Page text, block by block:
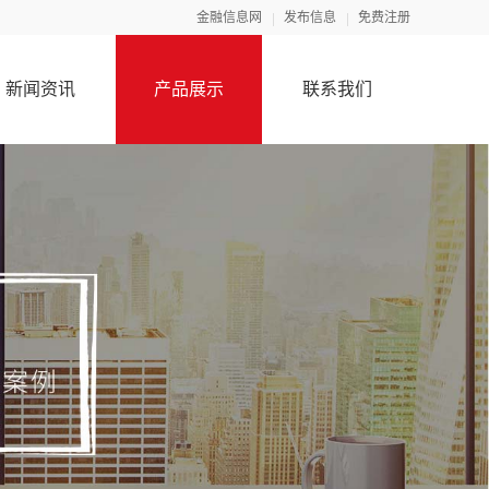
金融信息网 发布信息 免费注册
新闻资讯 产品展示 联系我们